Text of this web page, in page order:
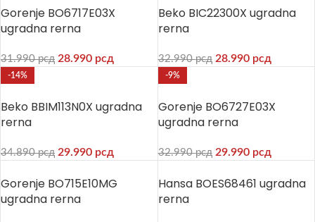
Gorenje BO6717E03X
ugradna rerna
31.990рсд 28.990 рсд
Beko BIC22300X ugradna
rerna
32.990рсд 28.990 рсд
-14%
Beko BBIM113N0X ugradna
rerna
34.890рсд 29.990 рсд
-9%
Gorenje BO6727E03X
ugradna rerna
32.990рсд 29.990 рсд
Gorenje BO715E10MG
ugradna rerna
Hansa BOES68461 ugradna
rerna